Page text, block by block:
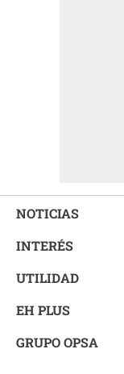
NOTICIAS
INTERÉS
UTILIDAD
EH PLUS
GRUPO OPSA